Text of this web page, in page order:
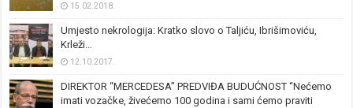
15.02.2018.
Umjesto nekrologija: Kratko slovo o Taljiću, Ibrišimoviću,
Krleži…
12.10.2017.
DIREKTOR “MERCEDESA” PREDVIĐA BUDUĆNOST “Nećemo
imati vozačke, živećemo 100 godina i sami ćemo praviti